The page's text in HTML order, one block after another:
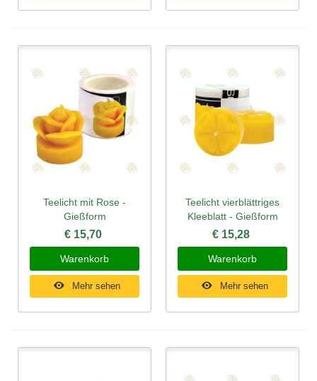
Teelicht mit Rose -
Gießform
€ 15,70
Warenkorb
Mehr sehen
Teelicht vierblättriges
Kleeblatt - Gießform
€ 15,28
Warenkorb
Mehr sehen